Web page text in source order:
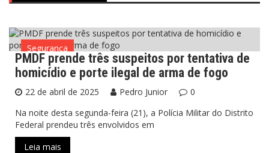
Segurança
PMDF prende três suspeitos por tentativa de
homicídio e porte ilegal de arma de fogo
22 de abril de 2025 Pedro Junior
0
Na noite desta segunda-feira (21), a Polícia Militar do Distrito
Federal prendeu três envolvidos em
Leia mais